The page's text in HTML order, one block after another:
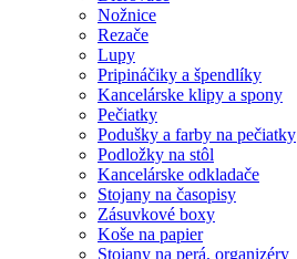
Nožnice
Rezače
Lupy
Pripináčiky a špendlíky
Kancelárske klipy a spony
Pečiatky
Podušky a farby na pečiatky
Podložky na stôl
Kancelárske odkladače
Stojany na časopisy
Zásuvkové boxy
Koše na papier
Stojany na perá, organizéry